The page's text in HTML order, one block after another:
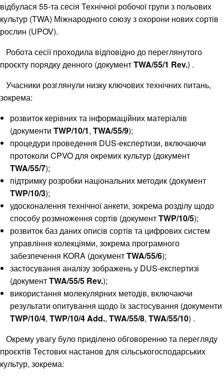
відбулася 55-та сесія Технічної робочої групи з польових
культур (TWA) Міжнародного союзу з охорони нових сортів
рослин (UPOV).
Робота сесії проходила відповідно до переглянутого
проєкту порядку денного (документTWA/55/1 Rev.) .
Учасники розглянули низку ключових технічних питань,
зокрема:
розвиток керівних та інформаційних матеріалів
(документи TWP/10/1, TWA/55/9);
процедури проведення DUS-експертизи, включаючи
протоколи CPVO для окремих культур (документ
TWA/55/7);
підтримку розробки національних методик (документ
TWP/10/3);
удосконалення технічної анкети, зокрема розділу щодо
способу розмноження сортів (документTWP/10/5);
розвиток баз даних описів сортів та цифрових систем
управління колекціями, зокрема програмного
забезпечення KORA (документTWA/55/6);
застосування аналізу зображень у DUS-експертизі
(документTWA/55/5 Rev.);
використання молекулярних методів, включаючи
результати опитування щодо їх застосування (документи
TWP/10/4, TWP/10/4 Add., TWA/55/8, TWA/55/10) .
Окрему увагу було приділено обговоренню та перегляду
проєктів Тестових настанов для сільськогосподарських
культур, зокрема: